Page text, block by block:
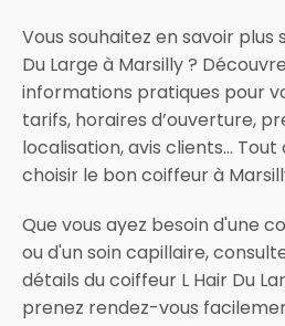
Vous souhaitez en savoir plus
Du Large à Marsilly ?
informations pratiques pour
tarifs, horaires d’ouverture,
localisation, avis clients… Tout
choisir le bon coiffeur à
Que vous ayez besoin d'une
ou d'un soin capillaire,
détails du coiffeur L Hair Du
prenez rendez-vous